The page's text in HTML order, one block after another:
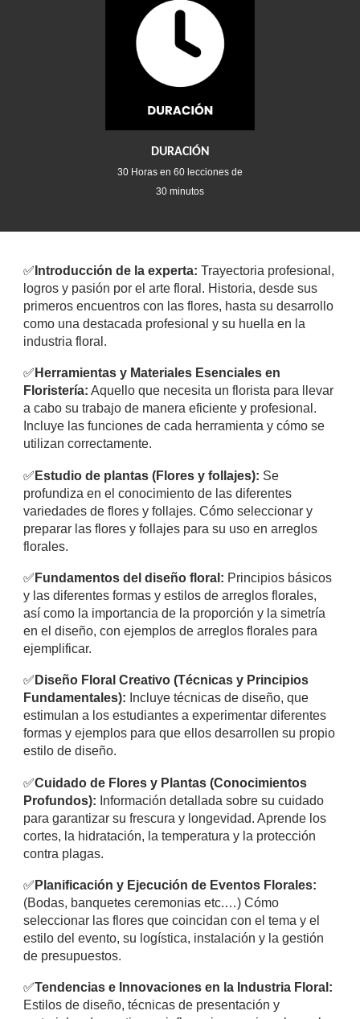
DURACIÓN
30 Horas en 60 lecciones de
30 minutos
✅ Introducción de la experta: Trayectoria profesional,
logros y pasión por el arte floral. Historia, desde sus
primeros encuentros con las flores, hasta su desarrollo
como una destacada profesional y su huella en la
industria floral.
✅ Herramientas y Materiales Esenciales en
Floristería: Aquello que necesita un florista para llevar
a cabo su trabajo de manera eficiente y profesional.
Incluye las funciones de cada herramienta y cómo se
utilizan correctamente.
✅ Estudio de plantas (Flores y follajes): Se
profundiza en el conocimiento de las diferentes
variedades de flores y follajes. Cómo seleccionar y
preparar las flores y follajes para su uso en arreglos
florales.
✅ Fundamentos del diseño floral: Principios básicos
y las diferentes formas y estilos de arreglos florales,
así como la importancia de la proporción y la simetría
en el diseño, con ejemplos de arreglos florales para
ejemplificar.
✅ Diseño Floral Creativo (Técnicas y Principios
Fundamentales): Incluye técnicas de diseño, que
estimulan a los estudiantes a experimentar diferentes
formas y ejemplos para que ellos desarrollen su propio
estilo de diseño.
✅Cuidado de Flores y Plantas (Conocimientos
Profundos): Información detallada sobre su cuidado
para garantizar su frescura y longevidad. Aprende los
cortes, la hidratación, la temperatura y la protección
contra plagas.
✅ Planificación y Ejecución de Eventos Florales:
(Bodas, banquetes ceremonias etc.…) Cómo
seleccionar las flores que coincidan con el tema y el
estilo del evento, su logística, instalación y la gestión
de presupuestos.
✅Tendencias e Innovaciones en la Industria Floral:
Estilos de diseño, técnicas de presentación y